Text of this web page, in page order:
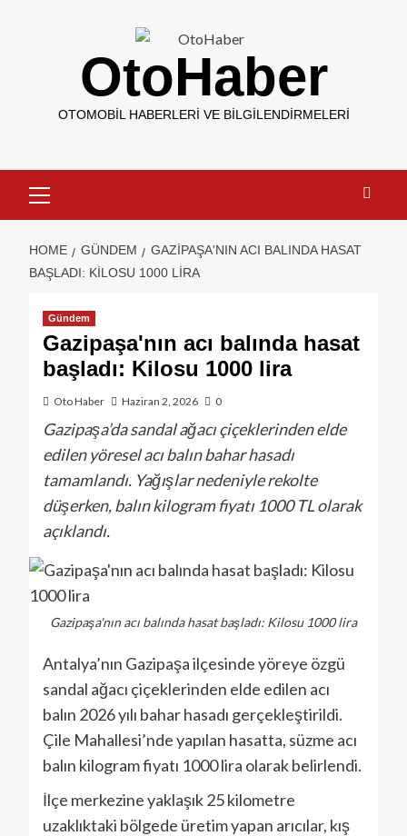
OtoHaber
OTOMOBIL HABERLERI VE BILGILENDIRMELERI
HOME GÜNDEM
GAZIPAŞA'NIN ACI BALINDA HASAT
BAŞLADI: KILOSU 1000 LIRA
Gündem
Gazipaşa'nın acı balında hasat
başladı: Kilosu 1000 lira
Oto Haber Haziran 2, 2026 0
Gazipaşa’da sandal ağacı çiçeklerinden elde
edilen yöresel acı balın bahar hasadı
tamamlandı. Yağışlar nedeniyle rekolte
düşerken, balın kilogram fiyatı 1000 TL olarak
açıklandı.
Gazipaşa'nın acı balında hasat başladı: Kilosu 1000 lira
Antalya’nın Gazipaşa ilçesinde yöreye özgü
sandal ağacı çiçeklerinden elde edilen acı
balın 2026 yılı bahar hasadı gerçekleştirildi.
Çile Mahallesi’nde yapılan hasatta, süzme acı
balın kilogram fiyatı 1000 lira olarak belirlendi.
İlçe merkezine yaklaşık 25 kilometre
uzaklıktaki bölgede üretim yapan arıcılar, kış